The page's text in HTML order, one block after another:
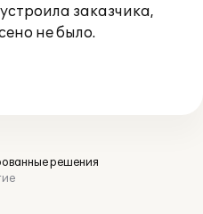
заказчика,
не было.
решения